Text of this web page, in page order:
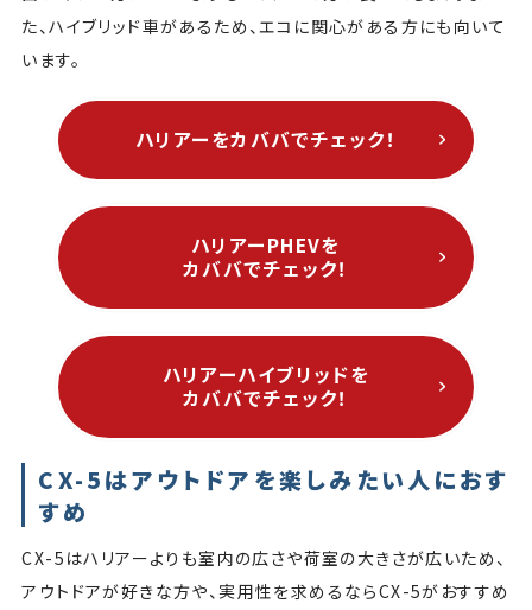
た、ハイブリッド車があるため、エコに関心がある方にも向いて
います。
ハリアーをカババでチェック！
ハリアーPHEVを
カババでチェック！
ハリアーハイブリッドを
カババでチェック！
CX-5はアウトドアを楽しみたい人におす
すめ
CX-5はハリアーよりも室内の広さや荷室の大きさが広いため、
アウトドアが好きな方や、実用性を求めるならCX-5がおすすめ